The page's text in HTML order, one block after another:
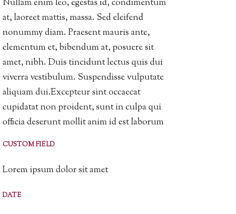
Nullam enim leo, egestas id, condimentum
at, laoreet mattis, massa. Sed eleifend
nonummy diam. Praesent mauris ante,
elementum et, bibendum at, posuere sit
amet, nibh. Duis tincidunt lectus quis dui
viverra vestibulum. Suspendisse vulputate
aliquam dui.Excepteur sint occaecat
cupidatat non proident, sunt in culpa qui
officia deserunt mollit anim id est laborum
CUSTOM FIELD
Lorem ipsum dolor sit amet
DATE